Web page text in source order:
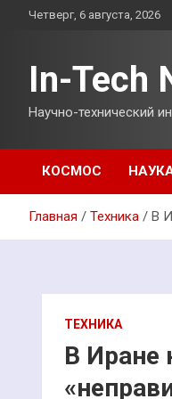
ПерейтиЧетверг, 6 августа, 2026
In-Tech
Научно-технический
КОСМОС
Главная Техника В
ТЕХНИКА
В Иране